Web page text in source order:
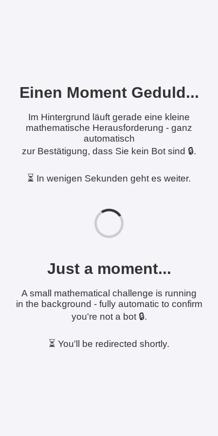
Einen Moment Geduld...
Im Hintergrund läuft gerade eine kleine
mathematische Herausforderung - ganz
automatisch
zur Bestätigung, dass Sie kein Bot sind 🔒.
⏳ In wenigen Sekunden geht es weiter.
Just a moment...
A small mathematical challenge is running
in the background - fully automatic to confirm
you're not a bot 🔒.
⏳ You'll be redirected shortly.